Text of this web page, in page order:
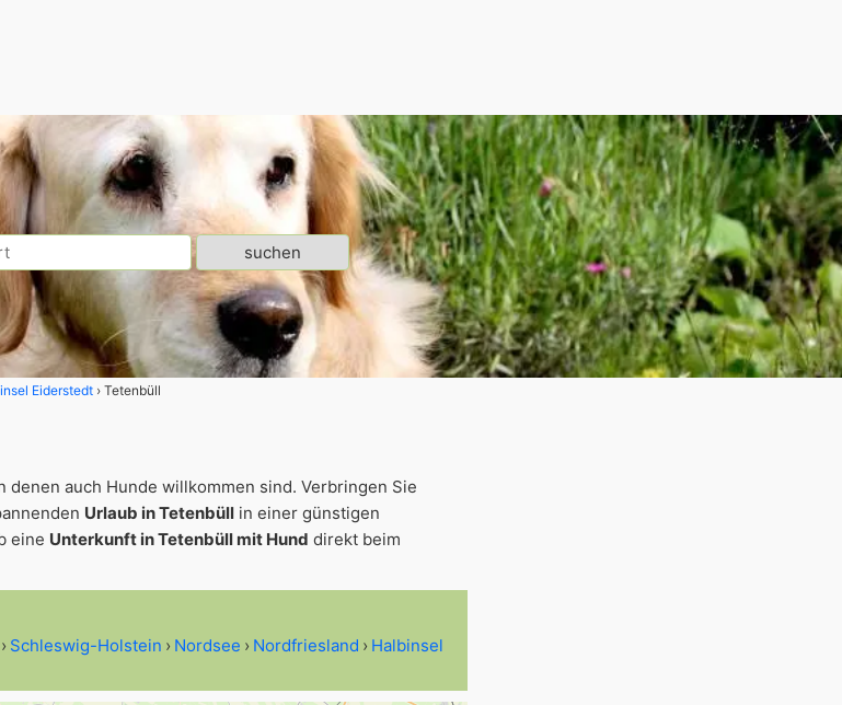
Eiderstedt Tetenbüll
auch Hunde willkommen sind. Verbringen Sie
Urlaub in Tetenbüll in einer günstigen
eine Unterkunft in Tetenbüll mit Hund direkt beim
Schleswig-Holstein Nordsee Nordfriesland
Halbinsel